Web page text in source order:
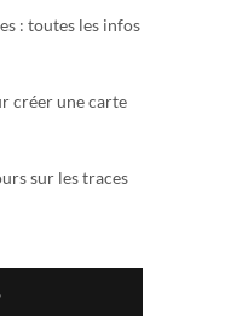
: toutes les infos
créer une carte
sur les traces